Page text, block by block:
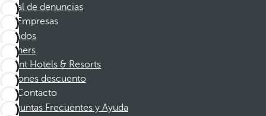
Canal de denuncias
Empresas
Afiliados
Partners
Dorint Hotels & Resorts
Cupones descuento
Contacto
Preguntas Frecuentes y Ayuda